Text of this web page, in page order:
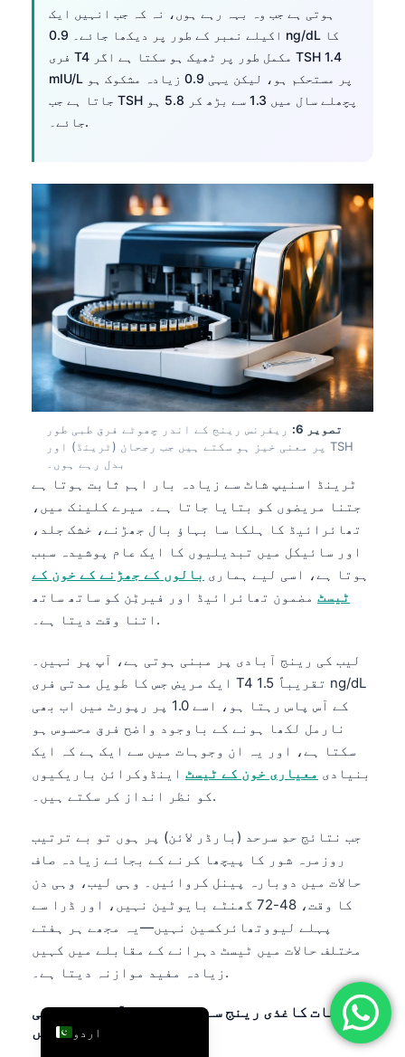
ہوتی ہے جب وہ بہہ رہے ہوں، نہ کہ جب انہیں ایک
اکیلے نمبر کے طور پر دیکھا جائے۔ 0.9 ng/dL کا
فری T4 مکمل طور پر ٹھیک ہو سکتا ہے اگر TSH 1.4
mIU/L پر مستحکم ہو، لیکن یہی 0.9 زیادہ مشکوک ہو
جاتا ہے جب TSH پچھلے سال میں 1.3 سے بڑھ کر 5.8 ہو
جائے۔.
تصویر 6:
ریفرنس رینج کے اندر چھوٹے فرق طبی طور
پر معنی خیز ہو سکتے ہیں جب رجحان (ٹرینڈ) اور TSH
بدل رہے ہوں۔
ٹرینڈ اسنیپ شاٹ سے زیادہ بار اہم ثابت ہوتا ہے
جتنا مریضوں کو بتایا جاتا ہے۔ میرے کلینک میں،
تھائرائیڈ کا ہلکا سا بہاؤ بال جھڑنے، خشک جلد،
اور سائیکل میں تبدیلیوں کا ایک عام پوشیدہ سبب
ہوتا ہے، اسی لیے ہماری بالوں کے جھڑنے کے خون کے
ٹیسٹ مضمون تھائرائیڈ اور فیرٹِن کو ساتھ ساتھ
اتنا وقت دیتا ہے۔.
لیب کی رینج آبادی پر مبنی ہوتی ہے، آپ پر نہیں۔
ایک مریض جس کا طویل مدتی فری T4 تقریباً 1.5 ng/dL
کے آس پاس رہتا ہو، اسے 1.0 پر رپورٹ میں اب بھی
نارمل لکھا ہونے کے باوجود واضح فرق محسوس ہو
سکتا ہے، اور یہ ان وجوہات میں سے ایک ہے کہ ایک
بنیادی معیاری خون کے ٹیسٹ اینڈوکرائن باریکیوں
کو نظر انداز کر سکتے ہیں۔.
جب نتائج حدِ سرحد (بارڈر لائن) پر ہوں تو بے ترتیب
روزمرہ شور کا پیچھا کرنے کے بجائے زیادہ صاف
حالات میں دوبارہ پینل کروائیں۔ وہی لیب، وہی دن
کا وقت، 48-72 گھنٹے بایوٹین نہیں، اور ڈرا سے
پہلے لیووتھائرکسین نہیں—یہ مجھے ہر ہفتے
مختلف حالات میں ٹیسٹ دہرانے کے مقابلے میں کہیں
زیادہ مفید موازنہ دیتا ہے۔.
علامات کاغذی رینج سے پہلے کیوں آگے نکل سکتی
ہیں
اردو
Deutsch
Français
עִבְרִית
Italiano
Português
Ελληνικά
Türkçe
Română
Български
Dansk
Nederlands
हिन्दी
Bahasa Indonesia
Հայերեն
Íslenska
Српски језик
Svenska
Bosanski
Azərbaycan dili
Eesti
Čeština
Polski
한국어
Slovenščina
Magyar